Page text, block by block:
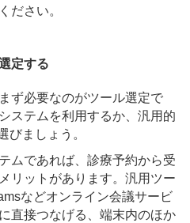
ださい。
定する
ず必要なのがツール選定で
ステムを利用するか、汎用的
びましょう。
ムであれば、診療予約から受
リットがあります。汎用ツー
などオンライン会議サービ
直接つなげる、端末内のほか